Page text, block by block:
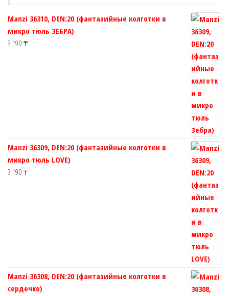
товара.
товара.
Manzi 36310, DEN:20 (фантазийные колготки в
микро тюль ЗЕБРА)
3 190 ₸
Manzi 36309, DEN:20 (фантазийные колготки в
микро тюль LOVE)
3 190 ₸
Manzi 36308, DEN:20 (фантазийные колготки в
сердечко)